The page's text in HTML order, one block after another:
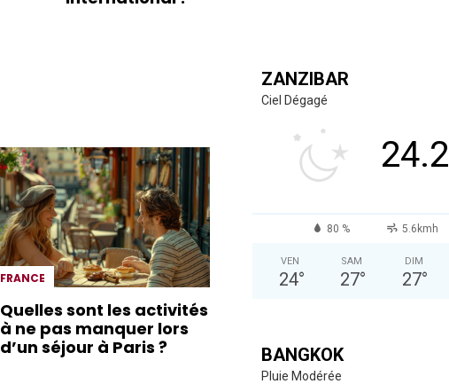
FRANCE
Quelles sont les activités
à ne pas manquer lors
d’un séjour à Paris ?
ZANZIBAR
Ciel Dégagé
24.2
80 % 5.6kmh
VEN
24°
SAM
27°
DIM
27°
BANGKOK
Pluie Modérée